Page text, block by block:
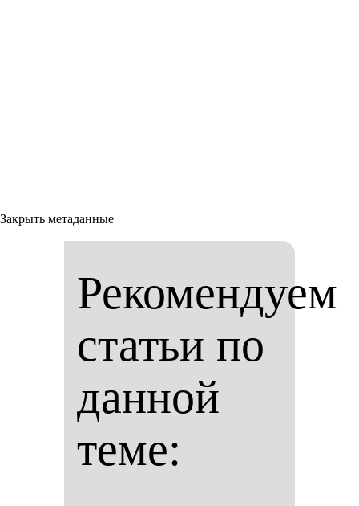
Закрыть метаданные
Рекомендуем
статьи по
данной
теме: